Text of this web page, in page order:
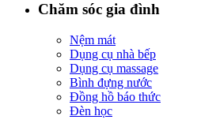
Chăm sóc gia đình
Nệm mát
Dụng cụ nhà bếp
Dụng cụ massage
Bình đựng nước
Đồng hồ báo thức
Đèn học